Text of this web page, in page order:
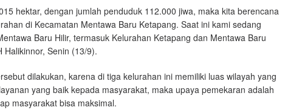
hektar, dengan jumlah penduduk 112.000 jiwa, maka kita berencana
di Kecamatan Mentawa Baru Ketapang. Saat ini kami sedang
Baru Hilir, termasuk Kelurahan Ketapang dan Mentawa Baru
Halikinnor, Senin (13/9).
dilakukan, karena di tiga kelurahan ini memiliki luas wilayah yang
yang baik kepada masyarakat, maka upaya pemekaran adalah
masyarakat bisa maksimal.